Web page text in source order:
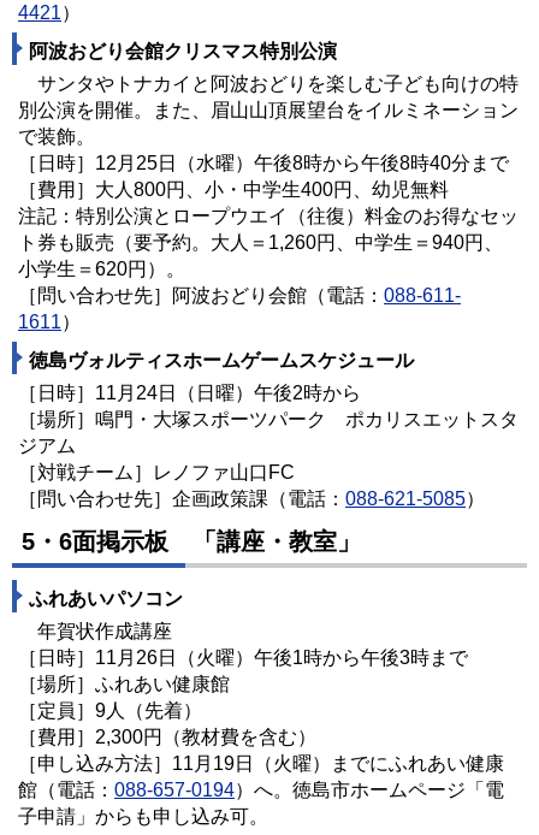
4421）
阿波おどり会館クリスマス特別公演
サンタやトナカイと阿波おどりを楽しむ子ども向けの特
別公演を開催。また、眉山山頂展望台をイルミネーション
で装飾。
［日時］12月25日（水曜）午後8時から午後8時40分まで
［費用］大人800円、小・中学生400円、幼児無料
注記：特別公演とロープウエイ（往復）料金のお得なセッ
ト券も販売（要予約。大人＝1,260円、中学生＝940円、
小学生＝620円）。
［問い合わせ先］阿波おどり会館（電話： 088-611-
1611）
徳島ヴォルティスホームゲームスケジュール
［日時］11月24日（日曜）午後2時から
［場所］鳴門・大塚スポーツパーク ポカリスエットスタ
ジアム
［対戦チーム］レノファ山口FC
［問い合わせ先］企画政策課（電話： 088-621-5085）
5・6面掲示板 「講座・教室」
ふれあいパソコン
年賀状作成講座
［日時］11月26日（火曜）午後1時から午後3時まで
［場所］ふれあい健康館
［定員］9人（先着）
［費用］2,300円（教材費を含む）
［申し込み方法］11月19日（火曜）までにふれあい健康
館（電話： 088-657-0194）へ。徳島市ホームページ「電
子申請」からも申し込み可。